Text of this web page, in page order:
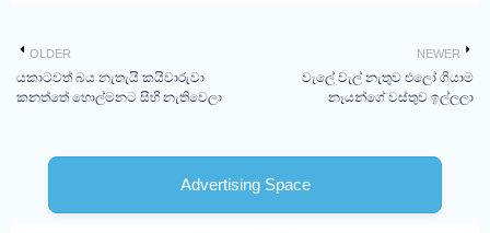
NEWER
වැලේ වැල් නැතුව එලෝ ගියාම
නෑයන්ගේ වස්තුව ඉල්ලලා
OLDER
යකාටවත් බය නැතැයි කයිවාරුවා
කනත්තේ හොල්මනට සිහි නැතිවෙලා
Advertising Space